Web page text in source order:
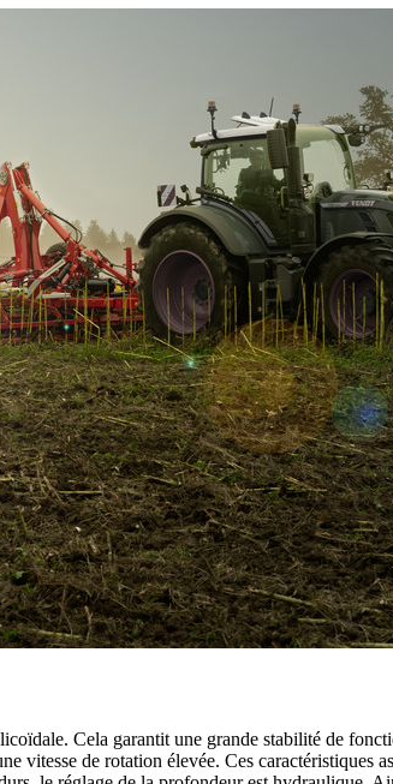
Cela garantit une grande stabilité de
vitesse de rotation élevée. Ces caractéristiques